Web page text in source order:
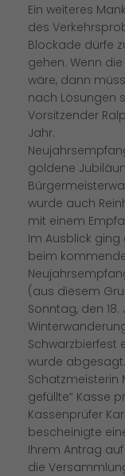
Ein weiteres
des
Blockade dürfe
gehen. Wenn
wäre, dann
nach Lösungen
Vorsitzender
Jahr.
goldene
wurde auch
mit einem
Im Ausblick ging
beim
(aus diesem
Sonntag, den 18.
Schwarzbierfest
wurde abgesagt.
Schatzmeisterin
gefüllte“ Kasse
Kassenprüfer
bescheinigte
Ihrem Antrag
die